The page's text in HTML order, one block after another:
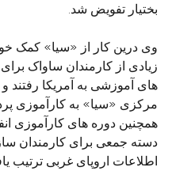
بختیار تفویض شد.
وی درین کار از «سیا» کمک
زیادی از کارمندان ساواک
های آموزشی به آمریکا رفتند و
مرکزی «سیا» به کارآموزی
همچنین دوره های کارآموزی
دسته جمعی برای کارمندان
اطلاعات اروپای غربی ترتیب